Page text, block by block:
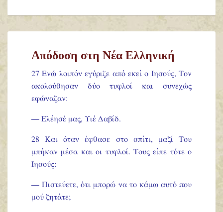
Απόδοση στη Νέα Ελληνική
27 Ενώ λοιπόν εγύριζε από εκεί ο Ιησούς, Τον
ακολούθησαν δύο τυφλοί και συνεχώς
εφώναζαν:
— Ελέησέ μας, Υιέ Δαβίδ.
28 Και όταν έφθασε στο σπίτι, μαζί Του
μπήκαν μέσα και οι τυφλοί. Τους είπε τότε ο
Ιησούς:
— Πιστεύετε, ότι μπορώ να το κάμω αυτό που
μού ζητάτε;